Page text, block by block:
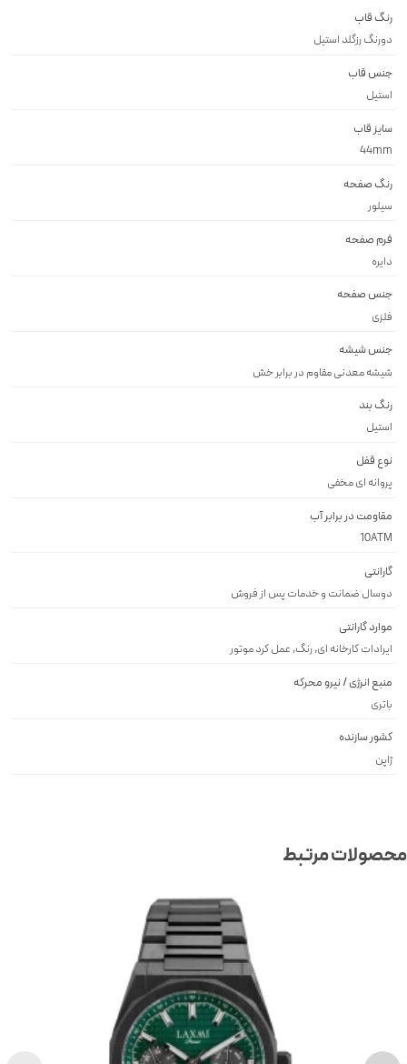
رنگ قاب
دورنگ رزگلد استيل
جنس قاب
استيل
سایز قاب
44mm
رنگ صفحه
سيلور
فرم صفحه
دايره
جنس صفحه
فلزى
جنس شیشه
شيشه معدنى مقاوم در برابر خش
رنگ بند
استيل
نوع قفل
پروانه اى مخفى
مقاومت در برابر آب
10ATM
گارانتی
دوسال ضمانت و خدمات پس از فروش
موارد گارانتی
ایرادات کارخانه ای, رنگ, عمل کرد موتور
منبع انرژی / نیرو محرکه
باتری
کشور سازنده
ژاپن
مرتبط